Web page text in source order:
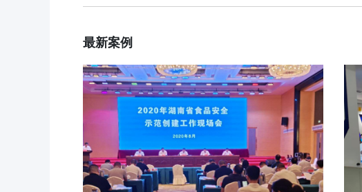
大数据监管
数字管理
社会共治
阳光经营
明厨亮灶
分析预警
行业动态
食品安全标准
最新案例